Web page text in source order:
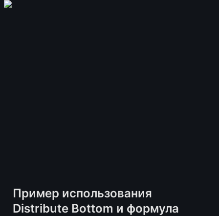
Пример использования
Distribute Bottom и формула